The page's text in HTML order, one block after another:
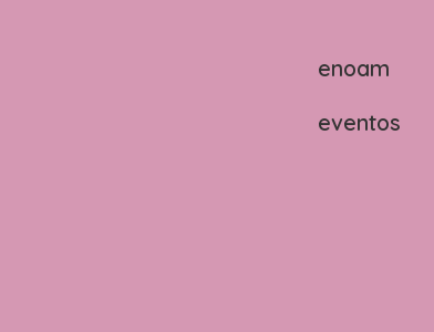
enoam
eventos